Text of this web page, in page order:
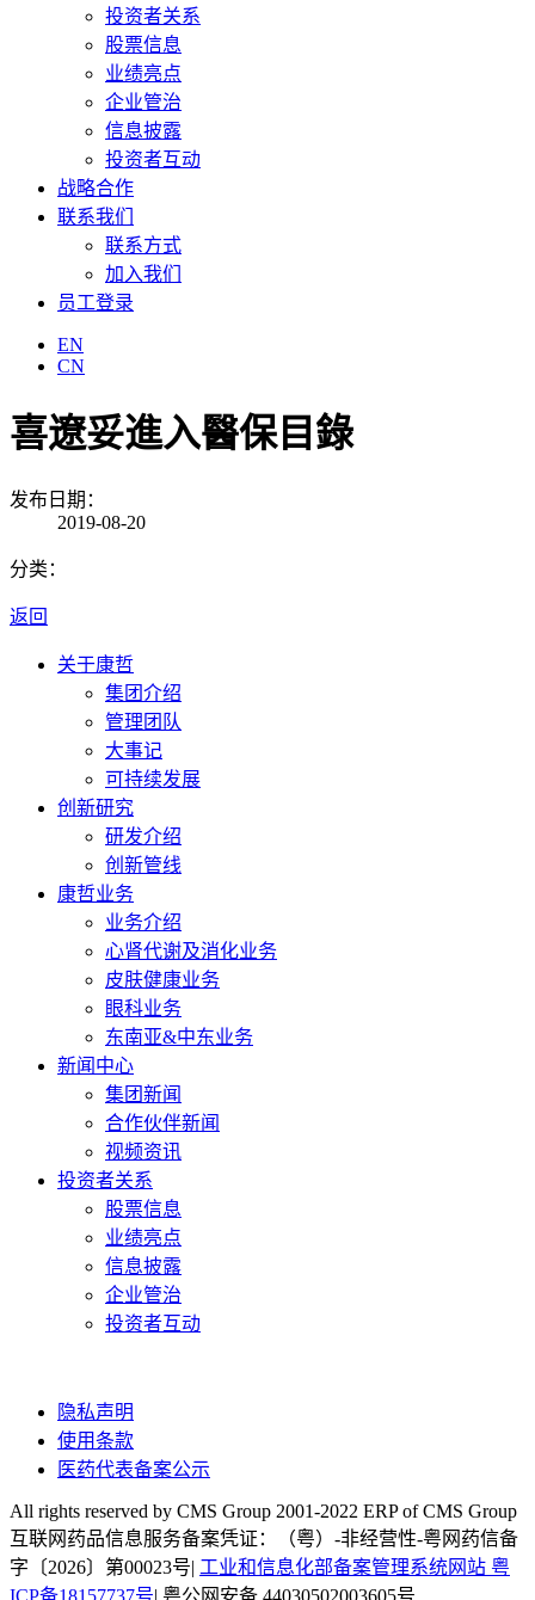
投资者关系
股票信息
业绩亮点
企业管治
信息披露
投资者互动
战略合作
联系我们
联系方式
加入我们
员工登录
EN
CN
喜遼妥進入醫保目錄
发布日期：
2019-08-20
分类：
返回
关于康哲
集团介绍
管理团队
大事记
可持续发展
创新研究
研发介绍
创新管线
康哲业务
业务介绍
心肾代谢及消化业务
皮肤健康业务
眼科业务
东南亚&中东业务
新闻中心
集团新闻
合作伙伴新闻
视频资讯
投资者关系
股票信息
业绩亮点
信息披露
企业管治
投资者互动
隐私声明
使用条款
医药代表备案公示
All rights reserved by CMS Group 2001-2022 ERP of CMS Group
互联网药品信息服务备案凭证：（粤）-非经营性-粤网药信备
字〔2026〕第00023号| 工业和信息化部备案管理系统网站 粤
ICP备18157737号| 粤公网安备 44030502003605号